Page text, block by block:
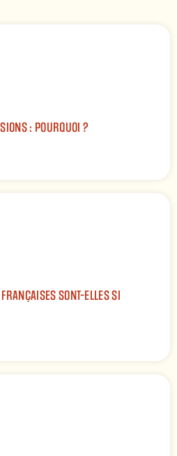
: POURQUOI ?
SONT-ELLES SI